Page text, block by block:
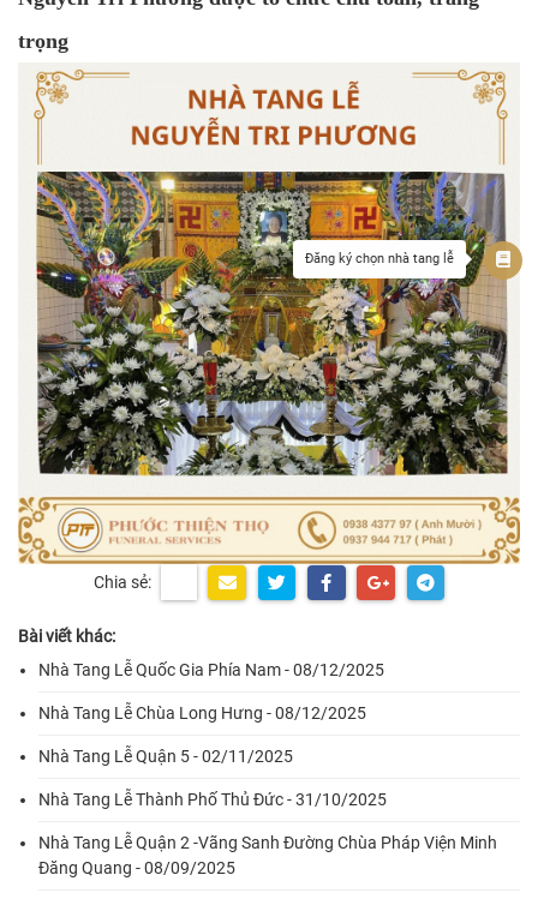
trọng
Chia sẻ:
Bài viết khác:
Nhà Tang Lễ Quốc Gia Phía Nam - 08/12/2025
Nhà Tang Lễ Chùa Long Hưng - 08/12/2025
Nhà Tang Lễ Quận 5 - 02/11/2025
Nhà Tang Lễ Thành Phố Thủ Đức - 31/10/2025
Nhà Tang Lễ Quận 2 -Vãng Sanh Đường Chùa Pháp Viện Minh
Đăng Quang - 08/09/2025
Đăng ký chọn nhà tang lễ